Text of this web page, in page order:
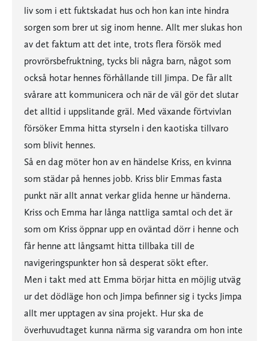
liv som i ett fuktskadat hus och hon kan inte hindra
sorgen som brer ut sig inom henne. Allt mer slukas hon
av det faktum att det inte, trots flera försök med
provrörsbefruktning, tycks bli några barn, något som
också hotar hennes förhållande till Jimpa. De får allt
svårare att kommunicera och när de väl gör det slutar
det alltid i uppslitande gräl. Med växande förtvivlan
försöker Emma hitta styrseln i den kaotiska tillvaro
som blivit hennes.
Så en dag möter hon av en händelse Kriss, en kvinna
som städar på hennes jobb. Kriss blir Emmas fasta
punkt när allt annat verkar glida henne ur händerna.
Kriss och Emma har långa nattliga samtal och det är
som om Kriss öppnar upp en oväntad dörr i henne och
får henne att långsamt hitta tillbaka till de
navigeringspunkter hon så desperat sökt efter.
Men i takt med att Emma börjar hitta en möjlig utväg
ur det dödläge hon och Jimpa befinner sig i tycks Jimpa
allt mer upptagen av sina projekt. Hur ska de
överhuvudtaget kunna närma sig varandra om hon inte